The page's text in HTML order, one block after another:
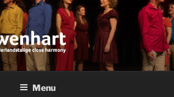
harmony
Menu